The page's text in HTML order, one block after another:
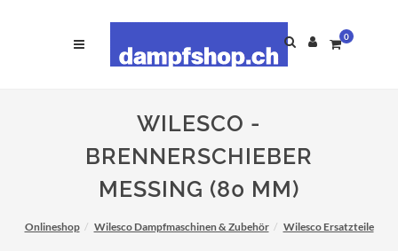
0
WILESCO -
BRENNERSCHIEBER
MESSING (80 MM)
Onlineshop Wilesco Dampfmaschinen & Zubehör Wilesco Ersatzteile